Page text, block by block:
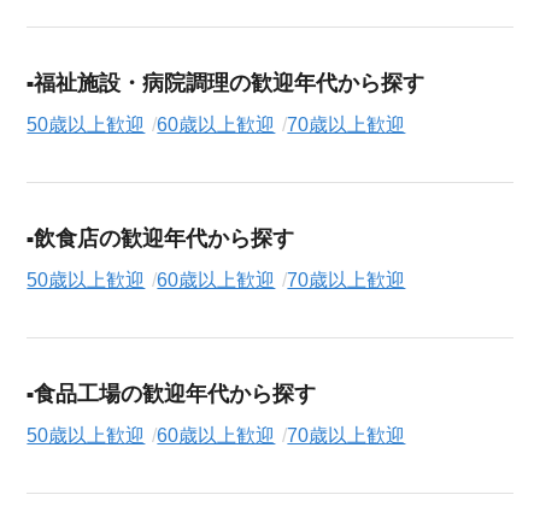
福祉施設・病院調理の歓迎年代から探す
50歳以上歓迎 60歳以上歓迎 70歳以上歓迎
飲食店の歓迎年代から探す
50歳以上歓迎 60歳以上歓迎 70歳以上歓迎
食品工場の歓迎年代から探す
50歳以上歓迎 60歳以上歓迎 70歳以上歓迎